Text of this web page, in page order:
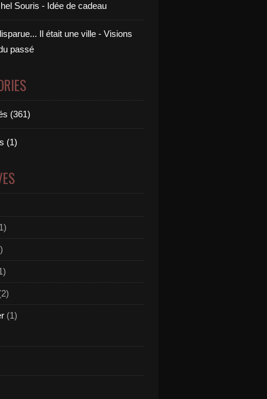
Souris - Idée de cadeau
Il était une ville - Visions
passé
(361)
(1)
(1)